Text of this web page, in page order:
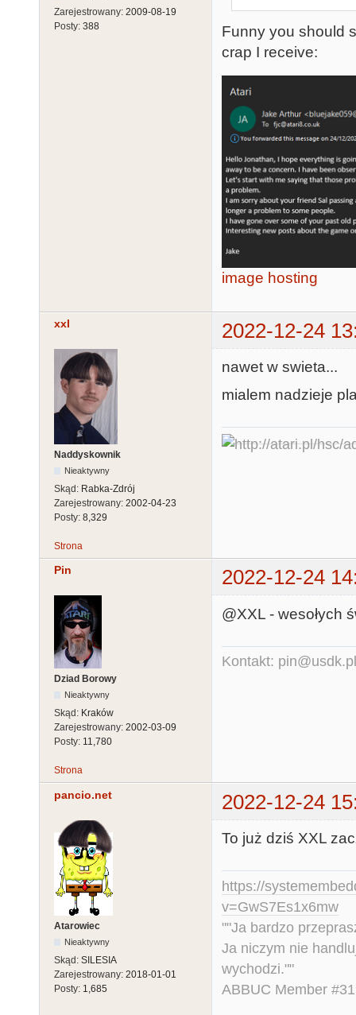
Zarejestrowany: 2009-08-19
Posty: 388
Funny you should
crap I receive:
image hosting
xxl 2022-12-24
Naddyskownik
Nieaktywny
Skąd: Rabka-Zdrój
Zarejestrowany: 2002-04-23
Posty: 8,329
nawet w swieta...
mialem nadzieje
Strona
Pin 2022-12-24
Dziad Borowy
Nieaktywny
Skąd: Kraków
Zarejestrowany: 2002-03-09
Posty: 11,780
@XXL - wesołych
Kontakt: pin@usdk.pl
Strona
pancio.net 2022-12-24
Atarowiec
Nieaktywny
Skąd: SILESIA
Zarejestrowany: 2018-01-01
Posty: 1,685
To już dziś XXL
https://
v=GwS7Es1x6mw
""Ja bardzo
Ja niczym nie
wychodzi.""
ABBUC Member